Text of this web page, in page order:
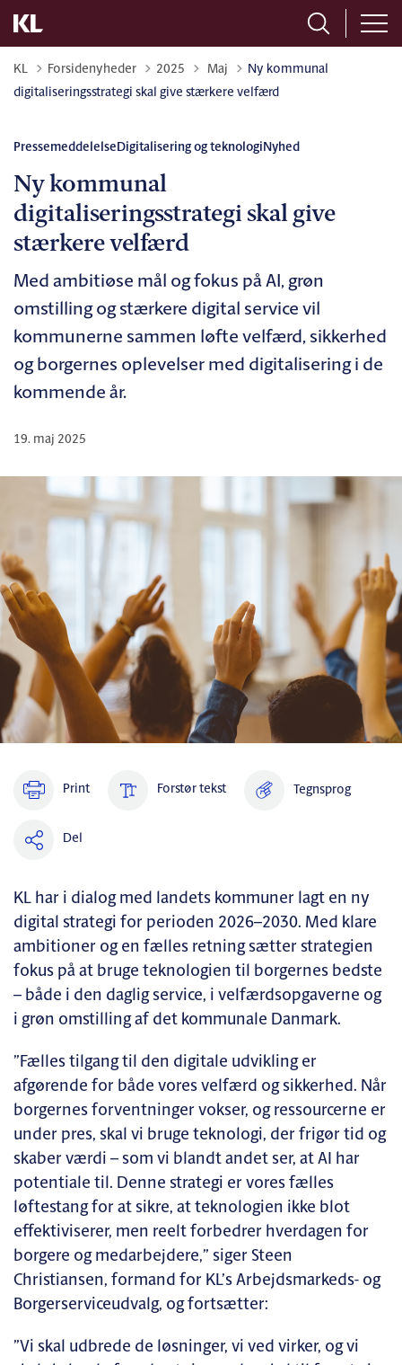
KL Forsidenyheder 2025 Tilbage til
Maj
Ny kommunal
digitaliseringsstrategi skal give stærkere velfærd
PressemeddelelseDigitalisering og teknologiNyhed
Ny kommunal
digitaliseringsstrategi skal give
stærkere velfærd
Med ambitiøse mål og fokus på AI, grøn
omstilling og stærkere digital service vil
kommunerne sammen løfte velfærd, sikkerhed
og borgernes oplevelser med digitalisering i de
kommende år.
19. maj 2025
Print Forstør tekst Tegnsprog
Del
KL har i dialog med landets kommuner lagt en ny
digital strategi for perioden 2026–2030. Med klare
ambitioner og en fælles retning sætter strategien
fokus på at bruge teknologien til borgernes bedste
– både i den daglig service, i velfærdsopgaverne og
i grøn omstilling af det kommunale Danmark.
”Fælles tilgang til den digitale udvikling er
afgørende for både vores velfærd og sikkerhed. Når
borgernes forventninger vokser, og ressourcerne er
under pres, skal vi bruge teknologi, der frigør tid og
skaber værdi – som vi blandt andet ser, at AI har
potentiale til. Denne strategi er vores fælles
løftestang for at sikre, at teknologien ikke blot
effektiviserer, men reelt forbedrer hverdagen for
borgere og medarbejdere,” siger Steen
Christiansen, formand for KL’s Arbejdsmarkeds- og
Borgerserviceudvalg, og fortsætter:
”Vi skal udbrede de løsninger, vi ved virker, og vi